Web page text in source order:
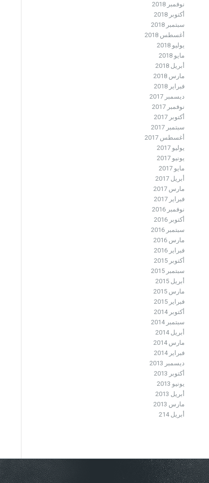
نوفمبر 2018
أكتوبر 2018
سبتمبر 2018
أغسطس 2018
يوليو 2018
مايو 2018
أبريل 2018
مارس 2018
فبراير 2018
ديسمبر 2017
نوفمبر 2017
أكتوبر 2017
سبتمبر 2017
أغسطس 2017
يوليو 2017
يونيو 2017
مايو 2017
أبريل 2017
مارس 2017
فبراير 2017
نوفمبر 2016
أكتوبر 2016
سبتمبر 2016
مارس 2016
فبراير 2016
أكتوبر 2015
سبتمبر 2015
أبريل 2015
مارس 2015
فبراير 2015
أكتوبر 2014
سبتمبر 2014
أبريل 2014
مارس 2014
فبراير 2014
ديسمبر 2013
أكتوبر 2013
يونيو 2013
أبريل 2013
مارس 2013
أبريل 214